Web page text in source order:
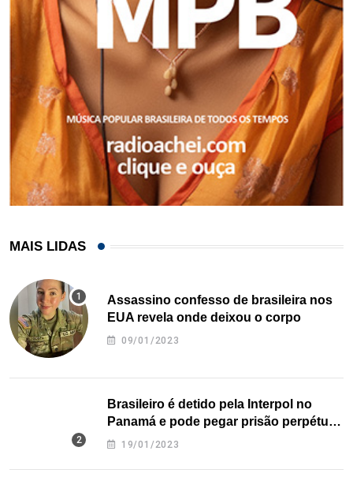
MAIS LIDAS
Assassino confesso de brasileira nos
EUA revela onde deixou o corpo
09/01/2023
Brasileiro é detido pela Interpol no
Panamá e pode pegar prisão perpétua
nos EUA
19/01/2023